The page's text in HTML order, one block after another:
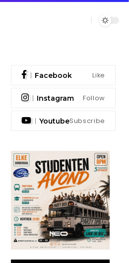
Facebook Like
Instagram Follow
YoutubeSubscribe